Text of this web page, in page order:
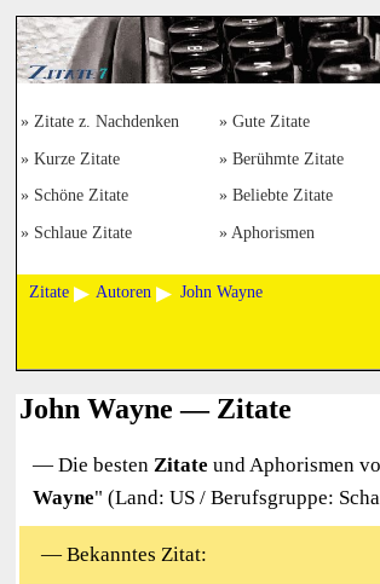
Zitate z. Nachdenken Gute Zitate
Kurze Zitate Berühmte Zitate
Schöne Zitate Beliebte Zitate
Schlaue Zitate Aphorismen
Zitate Autoren John Wayne
John Wayne — Zitate
— Die besten Zitate und Aphorismen
Wayne" (Land: US / Berufsgruppe:
— Bekanntes Zitat: